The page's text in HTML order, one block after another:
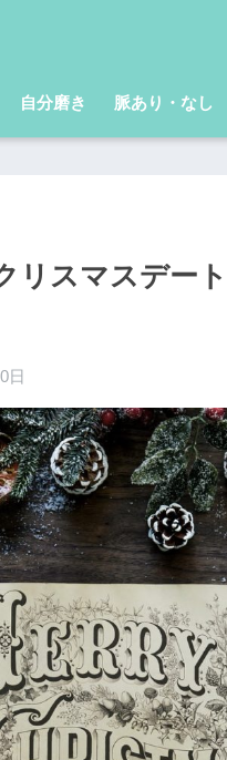
自分磨き 脈あり・なし
リスマスデー
日